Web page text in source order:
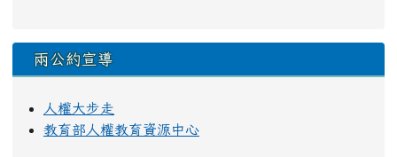
兩公約宣導
人權大步走
教育部人權教育資源中心